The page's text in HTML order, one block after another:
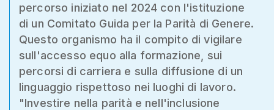
percorso iniziato nel 2024 con l'istituzione
di un Comitato Guida per la Parità di Genere.
Questo organismo ha il compito di vigilare
sull'accesso equo alla formazione, sui
percorsi di carriera e sulla diffusione di un
linguaggio rispettoso nei luoghi di lavoro.
"Investire nella parità e nell'inclusione